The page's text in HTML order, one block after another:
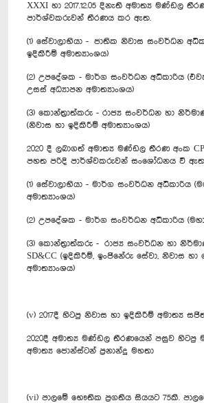
XXXI හා 2017.12.05 දිනැති අමාත්‍ය මණ්ඩල
පාර්ශ්වකරුවන් තීරණය කර ඇත.
(1) සේවාලාභියා - ජාතික නිවාස සංවර්ධන
ඉදිකිරීම් අමාත්‍යාංශය)
(2) උපදේශක - මාර්ග සංවර්ධන අධිකාරිය
උසස් අධ්‍යාපන අමාත්‍යාංශය)
(3) කොන්ත්‍රාත්කරු - රාජ්‍ය සංවර්ධන හා
(නිවාස හා ඉදිකිරීම් අමාත්‍යාංශය)
2020 දී ලබාගත් අමාත්‍ය මණ්ඩල තීරණ අංක CP/
පහත පරිදි පාර්ශ්වකරුවන් සංශෝධනය වී
(1) සේවාලාභියා - මාර්ග සංවර්ධන අධිකාරිය
අමාත්‍යාංශය)
(2) උපදේශක - මාර්ග සංවර්ධන අධිකාරිය
(3) කොන්ත්‍රාත්කරු - රාජ්‍ය සංවර්ධන හා
SD&CC (ඉදිකිරීම්, ඉංජිනේරු සේවා, නිවාස
අමාත්‍යාංශය)
(v) 2017දී හිටපු නිවාස හා ඉදිකිරීම් අමාත්‍ය
2020දී අමාත්‍ය මණ්ඩල තීරණයෙන් පසුව හිටපු
අමාත්‍ය ජොන්ස්ටන් ප්‍රනාන්දු මහතා
(vi) පාලමේ භෞතික ප්‍රගතිය සියයට 75කි.